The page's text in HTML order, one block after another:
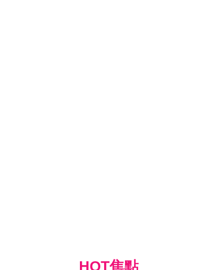
HOT焦點